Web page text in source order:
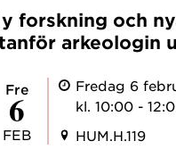
forskning och
arkeologin
fre
6
FEB
Fredag 6
kl. 10:00 -
HUM.H.119